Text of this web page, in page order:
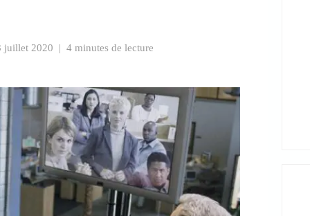
juillet 2020 | 4 minutes de lecture